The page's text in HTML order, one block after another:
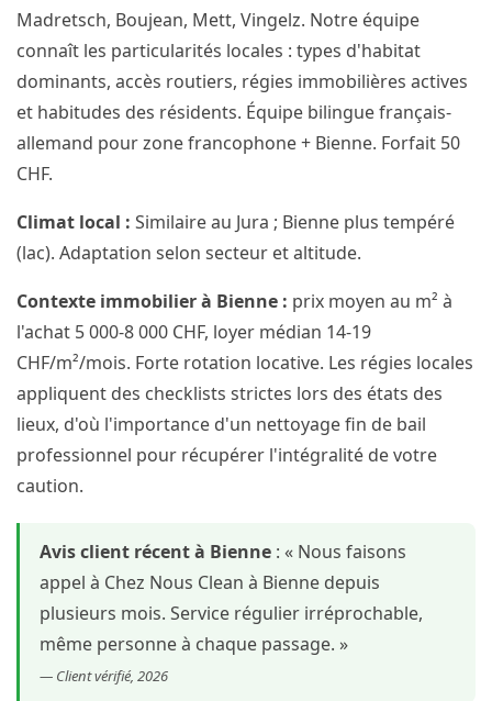
Madretsch, Boujean, Mett, Vingelz. Notre équipe
connaît les particularités locales : types d'habitat
dominants, accès routiers, régies immobilières actives
et habitudes des résidents. Équipe bilingue français-
allemand pour zone francophone + Bienne. Forfait 50
CHF.
Climat local : Similaire au Jura ; Bienne plus tempéré
(lac). Adaptation selon secteur et altitude.
Contexte immobilier à Bienne : prix moyen au m² à
l'achat 5 000-8 000 CHF, loyer médian 14-19
CHF/m²/mois. Forte rotation locative. Les régies locales
appliquent des checklists strictes lors des états des
lieux, d'où l'importance d'un nettoyage fin de bail
professionnel pour récupérer l'intégralité de votre
caution.
Avis client récent à Bienne : « Nous faisons
appel à Chez Nous Clean à Bienne depuis
plusieurs mois. Service régulier irréprochable,
même personne à chaque passage. »
— Client vérifié, 2026